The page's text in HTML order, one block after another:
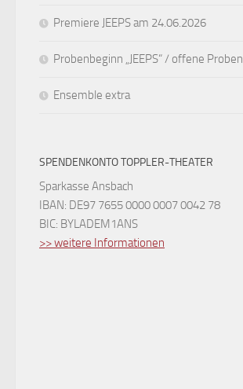
Premiere JEEPS am 24.06.2026
Probenbeginn „JEEPS“ / offene Proben
Ensemble extra
SPENDENKONTO TOPPLER-THEATER
Sparkasse Ansbach
IBAN: DE97 7655 0000 0007 0042 78
BIC: BYLADEM1ANS
>> weitere Informationen